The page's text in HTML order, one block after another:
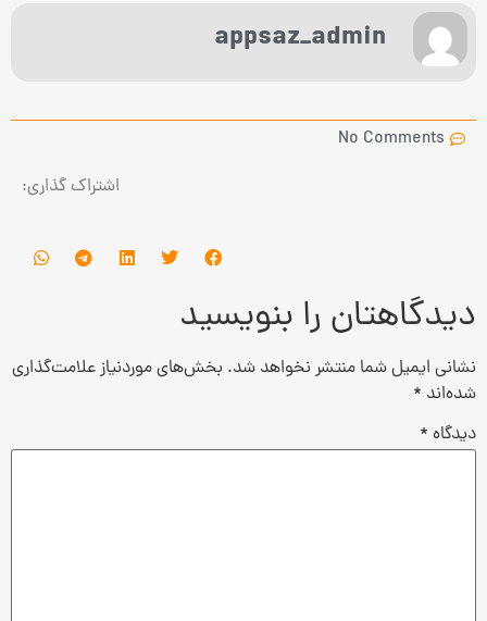
appsaz_admin
No Comments
اشتراک گذاری:
دیدگاهتان را بنویسید
نشانی ایمیل شما منتشر نخواهد شد. بخش‌های موردنیاز علامت‌گذاری
شده‌اند *
دیدگاه *